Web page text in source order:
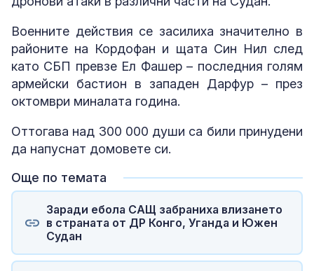
Военните действия се засилиха значително в
районите на Кордофан и щата Син Нил след
като СБП превзе Ел Фашер – последния голям
армейски бастион в западен Дарфур – през
октомври миналата година.
Оттогава над 300 000 души са били принудени
да напуснат домовете си.
Още по темата
Заради ебола САЩ забраниха влизането
в страната от ДР Конго, Уганда и Южен
Судан